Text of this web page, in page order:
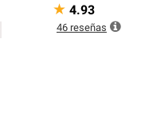
★ 4.93
46 reseñas